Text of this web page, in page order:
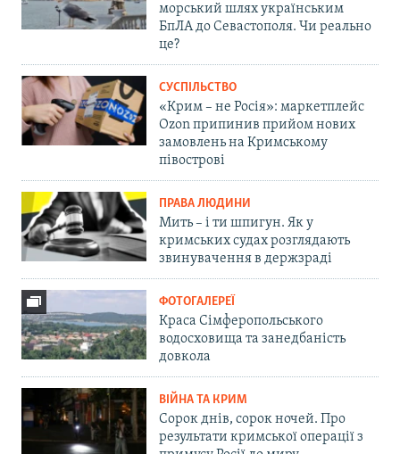
морський шлях українським
БпЛА до Севастополя. Чи реально
це?
СУСПІЛЬСТВО
«Крим – не Росія»: маркетплейс
Ozon припинив прийом нових
замовлень на Кримському
півострові
ПРАВА ЛЮДИНИ
Мить – і ти шпигун. Як у
кримських судах розглядають
звинувачення в держзраді
ФОТОГАЛЕРЕЇ
Краса Сімферопольського
водосховища та занедбаність
довкола
ВІЙНА ТА КРИМ
Сорок днів, сорок ночей. Про
результати кримської операції з